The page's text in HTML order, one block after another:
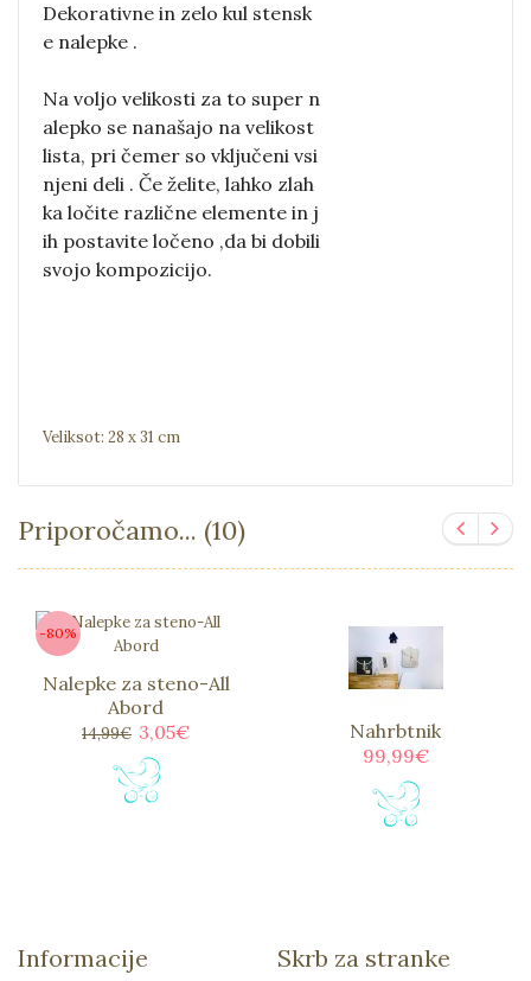
Dekorativne in zelo kul stensk
e nalepke .
Na voljo velikosti za to super n
alepko se nanašajo na velikost
lista, pri čemer so vključeni vsi
njeni deli . Če želite, lahko zlah
ka ločite različne elemente in j
ih postavite ločeno ,da bi dobili
svojo kompozicijo.
Veliksot: 28 x 31 cm
Priporočamo... (10)
-80%
Nalepke za steno-All
Abord
14,99€ 3,05€
Nahrbtnik
99,99€
Informacije Skrb za stranke